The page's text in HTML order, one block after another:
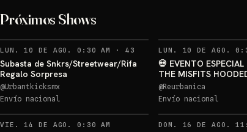
Próximos Shows
LUN. 10 DE AGO. 0:30 AM · 43 RECORDATORIOS
Subasta de Snkrs/Streetwear/Rifa
Regalo Sorpresa
@Urbantkicksmx
Envío nacional
LUN. 10 DE AGO.
💀 EVENTO ESPECIAL
THE MISFITS
JACKET | STÜSSY •
ESSENTIALS
@Reurbanica
Envío nacional
VIE. 14 DE AGO. 0:30 AM DOM. 16 DE AGO.